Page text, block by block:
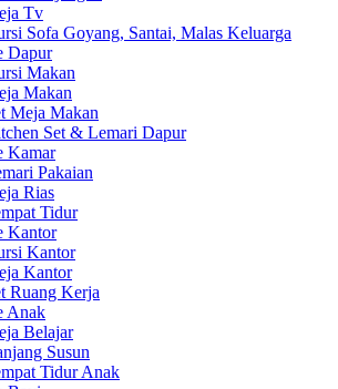
Tv
Sofa Goyang, Santai, Malas Keluarga
Dapur
Makan
Makan
Meja Makan
Set & Lemari Dapur
Kamar
Pakaian
Rias
Tidur
Kantor
Kantor
Kantor
Ruang Kerja
Anak
Belajar
Susun
Tidur Anak